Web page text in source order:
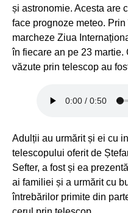
și astronomie. Acesta are
face prognoze meteo.
marcheze Ziua
în fiecare an pe 23
văzute prin telescop au
Adulții au urmărit și ei cu
telescopului oferit de
Sefter, a fost și ea
ai familiei și a urmărit cu
întrebărilor primite din